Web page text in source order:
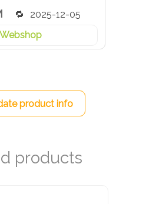
2025-12-05
Webshop
product info